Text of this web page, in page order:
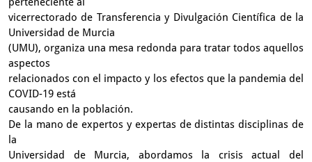
vicerrectorado de Transferencia y Divulgación Científica de la
Universidad de Murcia
(UMU), organiza una mesa redonda para tratar todos aquellos
aspectos
relacionados con el impacto y los efectos que la pandemia del
COVID-19 está
causando en la población.
De la mano de expertos y expertas de distintas disciplinas de
la
Universidad de Murcia, abordamos la crisis actual del